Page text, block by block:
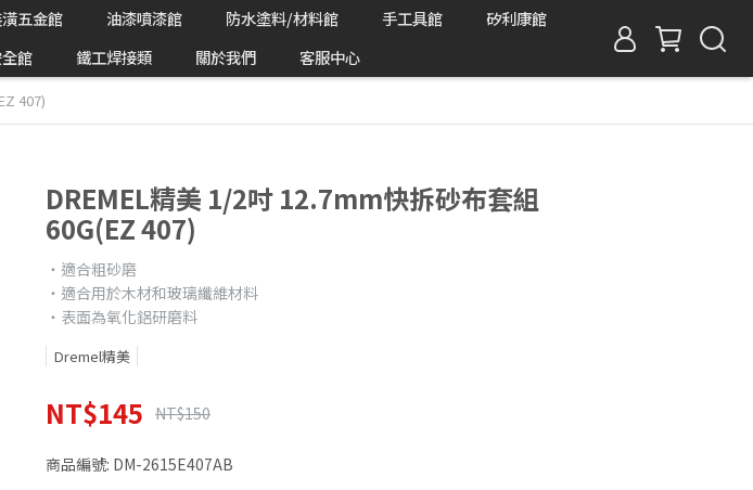
五金館 油漆噴漆館 防水塗料/材料館 手工具館
矽利康館
館 鐵工焊接類 關於我們 客服中心
407)
DREMEL精美 1/2吋 12.7mm快拆砂布套組
60G(EZ 407)
‧適合粗砂磨
‧適合用於木材和玻璃纖維材料
‧表面為氧化鋁研磨料
Dremel精美
NT$145 NT$150
商品編號: DM-2615E407AB